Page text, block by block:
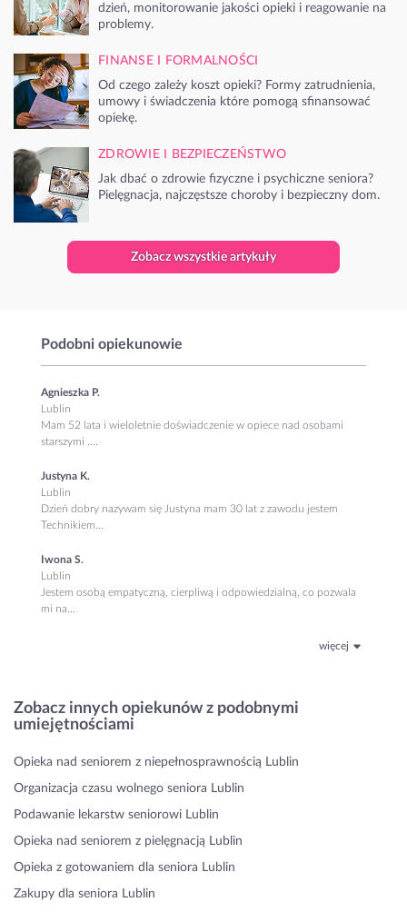
dzień, monitorowanie jakości opieki i reagowanie na
problemy.
FINANSE I FORMALNOŚCI
Od czego zależy koszt opieki? Formy zatrudnienia,
umowy i świadczenia które pomogą sfinansować
opiekę.
ZDROWIE I BEZPIECZEŃSTWO
Jak dbać o zdrowie fizyczne i psychiczne seniora?
Pielęgnacja, najczęstsze choroby i bezpieczny dom.
Zobacz wszystkie artykuły
Podobni opiekunowie
Agnieszka P.
Lublin
Mam 52 lata i wieloletnie doświadczenie w opiece nad osobami
starszymi ....
Justyna K.
Lublin
Dzień dobry nazywam się Justyna mam 30 lat z zawodu jestem
Technikiem...
Iwona S.
Lublin
Jestem osobą empatyczną, cierpliwą i odpowiedzialną, co pozwala
mi na...
więcej
Zobacz innych opiekunów z podobnymi
umiejętnościami
Opieka nad seniorem z niepełnosprawnością Lublin
Organizacja czasu wolnego seniora Lublin
Podawanie lekarstw seniorowi Lublin
Opieka nad seniorem z pielęgnacją Lublin
Opieka z gotowaniem dla seniora Lublin
Zakupy dla seniora Lublin